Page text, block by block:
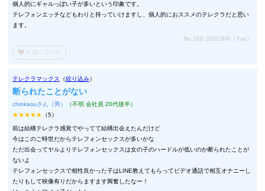
個人的にギャルっぽい子が多いという印象です。
テレフォンエッチなどもわりと持っていけますし、個人的におススメのテレクラだと思い
ます。
No.106 2022/8/9（Tue）
favorite 0 役に立った
テレクラマックス （絞り込み）
断られたことがない
chinkasuさん（男）
（不明 会社員 20代後半）
★★★★★ （5）
前は結構テレクラ感覚でやってて結構出会えたんだけど
今はこのご時世だからテレフォンセックスが多いかな
ただ出会ってヤルよりテレフォンセックスは女の子のハードルが低いのか断られたことが
ないよ
テレフォンセックスで相性良かった子はLINE教えてもらってビデオ通話で相互オナニーし
たりもして映像有りだからますます興奮したなー！